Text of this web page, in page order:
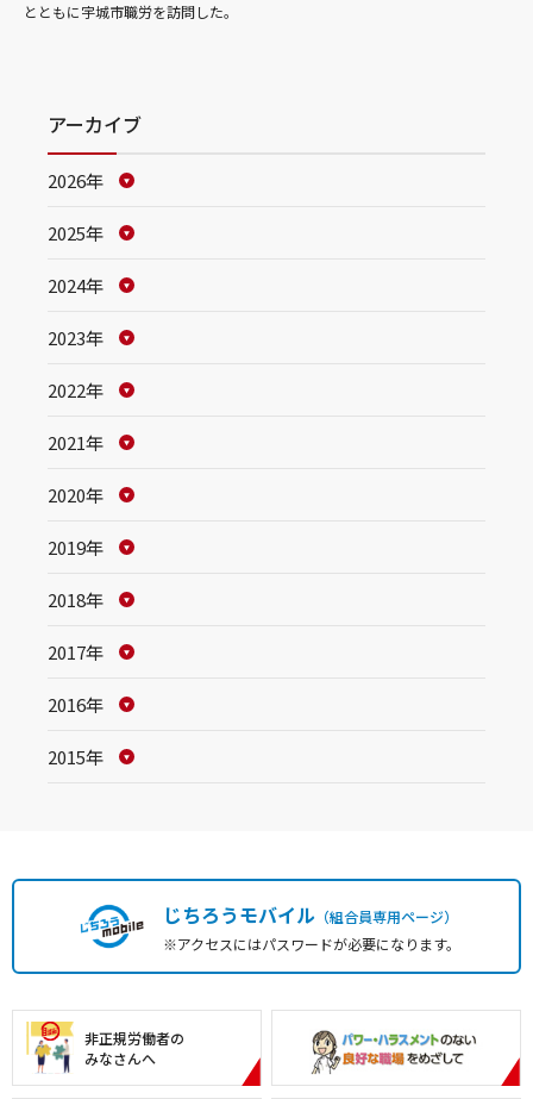
とともに宇城市職労を訪問した。
アーカイブ
2026年
2025年
2024年
2023年
2022年
2021年
2020年
2019年
2018年
2017年
2016年
2015年
じちろうモバイル（組合員専用ページ）
※アクセスにはパスワードが必要になります。
非正規労働者の
みなさんへ